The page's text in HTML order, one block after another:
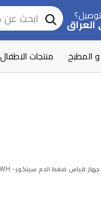
و المطبخ منتجات الاطفال
جهاز قياس ضغط الدم سينكور- SBP 1500WH - أبيض